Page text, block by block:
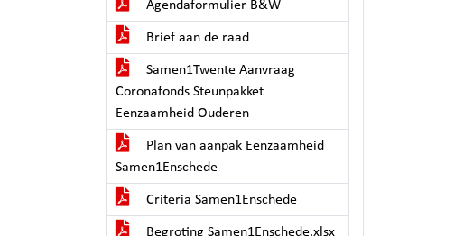
Agendaformulier B&W
Brief aan de raad
Samen1Twente Aanvraag
Coronafonds Steunpakket
Eenzaamheid Ouderen
Plan van aanpak Eenzaamheid
Samen1Enschede
Criteria Samen1Enschede
Begroting Samen1Enschede.xlsx